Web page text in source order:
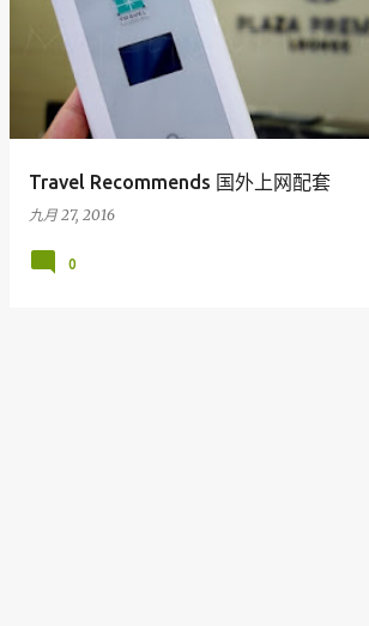
Travel Recommends 国外上网配套
九月 27, 2016
0